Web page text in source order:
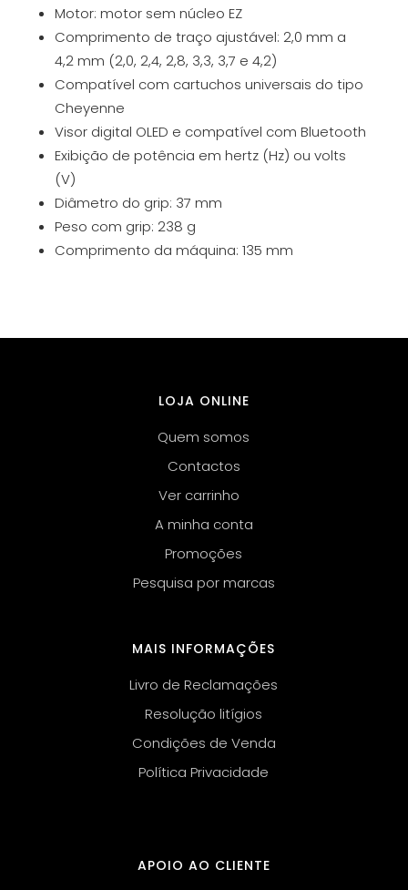
Motor: motor sem núcleo EZ
Comprimento de traço ajustável: 2,0 mm a
4,2 mm (2,0, 2,4, 2,8, 3,3, 3,7 e 4,2)
Compatível com cartuchos universais do tipo
Cheyenne
Visor digital OLED e compatível com Bluetooth
Exibição de potência em hertz (Hz) ou volts
(V)
Diâmetro do grip: 37 mm
Peso com grip: 238 g
Comprimento da máquina: 135 mm
LOJA ONLINE
Quem somos
Contactos
Ver carrinho
A minha conta
Promoções
Pesquisa por marcas
MAIS INFORMAÇÕES
Livro de Reclamações
Resolução litígios
Condições de Venda
Política Privacidade
APOIO AO CLIENTE